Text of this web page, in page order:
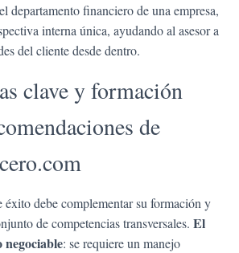
departamento financiero de una empresa,
interna única, ayudando al asesor a
del cliente desde dentro.
clave y formación
de
éxito debe complementar su formación y
de competencias transversales. El
: se requiere un manejo